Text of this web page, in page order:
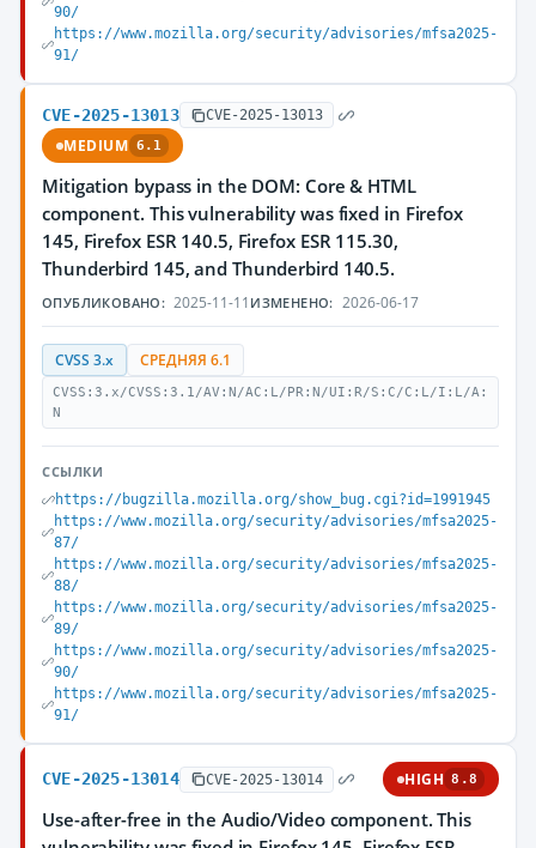
90/
https://www.mozilla.org/security/advisories/mfsa2025-
91/
CVE-2025-13013 CVE-2025-13013
MEDIUM 6.1
Mitigation bypass in the DOM: Core & HTML
component. This vulnerability was fixed in Firefox
145, Firefox ESR 140.5, Firefox ESR 115.30,
Thunderbird 145, and Thunderbird 140.5.
ОПУБЛИКОВАНО: 2025-11-11 ИЗМЕНЕНО: 2026-06-17
CVSS 3.x СРЕДНЯЯ 6.1
CVSS:3.x/CVSS:3.1/AV:N/AC:L/PR:N/UI:R/S:C/C:L/I:L/A:
N
ССЫЛКИ
https://bugzilla.mozilla.org/show_bug.cgi?id=1991945
https://www.mozilla.org/security/advisories/mfsa2025-
87/
https://www.mozilla.org/security/advisories/mfsa2025-
88/
https://www.mozilla.org/security/advisories/mfsa2025-
89/
https://www.mozilla.org/security/advisories/mfsa2025-
90/
https://www.mozilla.org/security/advisories/mfsa2025-
91/
CVE-2025-13014 CVE-2025-13014 HIGH 8.8
Use-after-free in the Audio/Video component. This